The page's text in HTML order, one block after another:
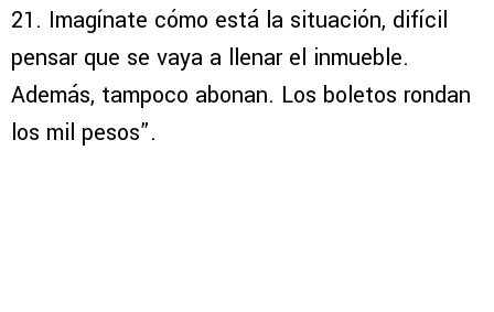
21. Imagínate cómo está la situación, difícil
pensar que se vaya a llenar el inmueble.
Además, tampoco abonan. Los boletos rondan
los mil pesos”.